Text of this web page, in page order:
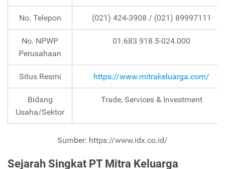
No. Telepon (021) 424-3908 / (021) 89997111
No. NPWP
Perusahaan
01.683.918.5-024.000
Situs Resmi https://www.mitrakeluarga.com/
Bidang
Usaha/Sektor
Trade, Services & Investment
Sumber: https://www.idx.co.id/
Sejarah Singkat PT Mitra Keluarga